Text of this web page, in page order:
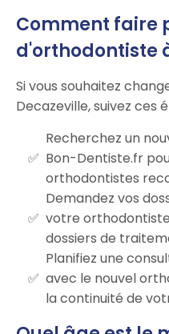
Comment faire
d'orthodontiste
Si vous souhaitez
Decazeville, suivez ces
Recherchez un
Bon-Dentiste.fr
orthodontistes
Demandez vos
votre
dossiers de
Planifiez une
avec le nouvel
la continuité de